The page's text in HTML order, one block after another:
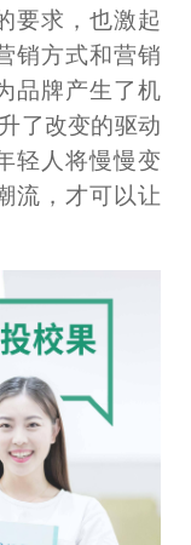
要求，也激起
销方式和营销
品牌产生了机
了改变的驱动
轻人将慢慢变
流，才可以让